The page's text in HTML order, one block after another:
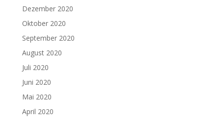
Dezember 2020
Oktober 2020
September 2020
August 2020
Juli 2020
Juni 2020
Mai 2020
April 2020